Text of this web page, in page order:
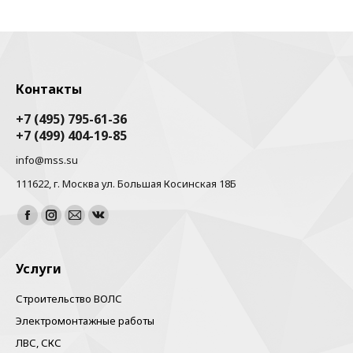
Контакты
+7 (495) 795-61-36
+7 (499) 404-19-85
info@mss.su
111622, г. Москва ул. Большая Косинская 18Б
Найдите нас:
FacebookInstagram
ПочтаВконтакте
Услуги
Строительство ВОЛС
Электромонтажные работы
ЛВС, СКС